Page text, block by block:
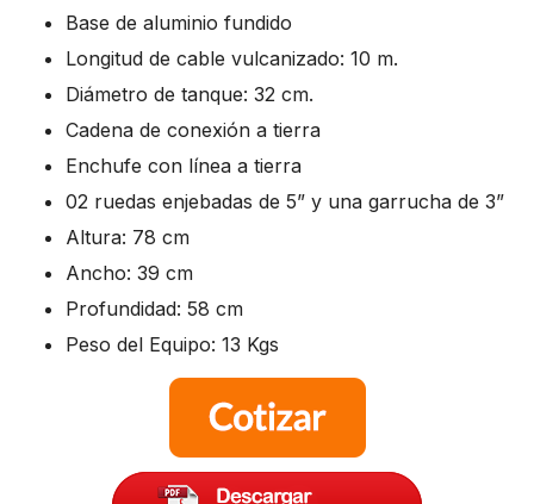
Base de aluminio fundido
Longitud de cable vulcanizado: 10 m.
Diámetro de tanque: 32 cm.
Cadena de conexión a tierra
Enchufe con línea a tierra
02 ruedas enjebadas de 5” y una garrucha de 3”
Altura: 78 cm
Ancho: 39 cm
Profundidad: 58 cm
Peso del Equipo: 13 Kgs